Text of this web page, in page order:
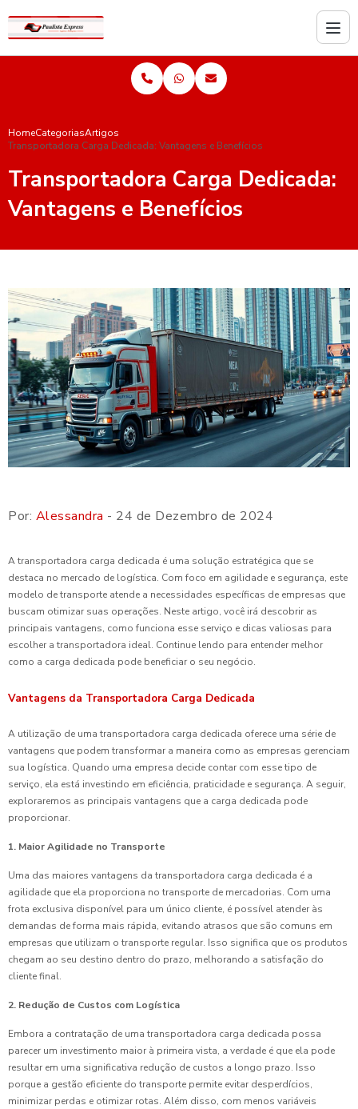
HomeCategoriasArtigos
Transportadora Carga Dedicada: Vantagens e Benefícios
Transportadora Carga Dedicada:
Vantagens e Benefícios
Por: Alessandra - 24 de Dezembro de 2024
A transportadora carga dedicada é uma solução estratégica que se
destaca no mercado de logística. Com foco em agilidade e segurança, este
modelo de transporte atende a necessidades específicas de empresas que
buscam otimizar suas operações. Neste artigo, você irá descobrir as
principais vantagens, como funciona esse serviço e dicas valiosas para
escolher a transportadora ideal. Continue lendo para entender melhor
como a carga dedicada pode beneficiar o seu negócio.
Vantagens da Transportadora Carga Dedicada
A utilização de uma transportadora carga dedicada oferece uma série de
vantagens que podem transformar a maneira como as empresas gerenciam
sua logística. Quando uma empresa decide contar com esse tipo de
serviço, ela está investindo em eficiência, praticidade e segurança. A seguir,
exploraremos as principais vantagens que a carga dedicada pode
proporcionar.
1. Maior Agilidade no Transporte
Uma das maiores vantagens da transportadora carga dedicada é a
agilidade que ela proporciona no transporte de mercadorias. Com uma
frota exclusiva disponível para um único cliente, é possível atender às
demandas de forma mais rápida, evitando atrasos que são comuns em
empresas que utilizam o transporte regular. Isso significa que os produtos
chegam ao seu destino dentro do prazo, melhorando a satisfação do
cliente final.
2. Redução de Custos com Logística
Embora a contratação de uma transportadora carga dedicada possa
parecer um investimento maior à primeira vista, a verdade é que ela pode
resultar em uma significativa redução de custos a longo prazo. Isso
porque a gestão eficiente do transporte permite evitar desperdícios,
minimizar perdas e otimizar rotas. Além disso, com menos variáveis